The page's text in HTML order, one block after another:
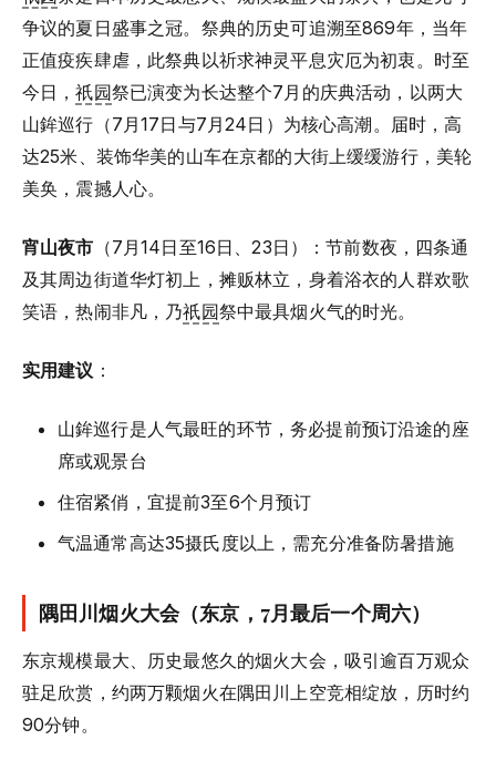
争议的夏日盛事之冠。祭典的历史可追溯至869年，当年
正值疫疾肆虐，此祭典以祈求神灵平息灾厄为初衷。时至
今日，祇园祭已演变为长达整个7月的庆典活动，以两大
山鉾巡行（7月17日与7月24日）为核心高潮。届时，高
达25米、装饰华美的山车在京都的大街上缓缓游行，美轮
美奂，震撼人心。
宵山夜市 （7月14日至16日、23日）：节前数夜，四条通
及其周边街道华灯初上，摊贩林立，身着浴衣的人群欢歌
笑语，热闹非凡，乃祇园祭中最具烟火气的时光。
实用建议 ：
山鉾巡行是人气最旺的环节，务必提前预订沿途的座
席或观景台
住宿紧俏，宜提前3至6个月预订
气温通常高达35摄氏度以上，需充分准备防暑措施
隅田川烟火大会（东京，7月最后一个周六）
东京规模最大、历史最悠久的烟火大会，吸引逾百万观众
驻足欣赏，约两万颗烟火在隅田川上空竞相绽放，历时约
90分钟。